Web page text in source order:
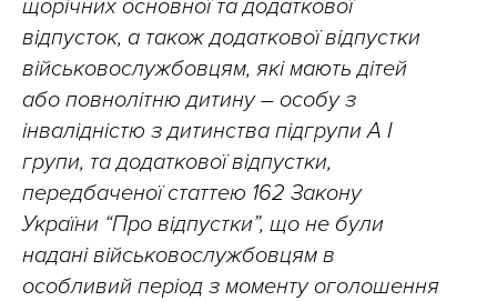
щорічних основної та додаткової
відпусток, а також додаткової відпустки
військовослужбовцям, які мають дітей
або повнолітню дитину – особу з
інвалідністю з дитинства підгрупи А I
групи, та додаткової відпустки,
передбаченої статтею 162 Закону
України “Про відпустки”, що не були
надані військовослужбовцям в
особливий період з моменту оголошення